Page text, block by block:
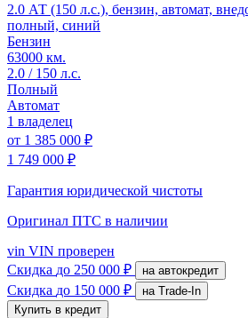
2.0 АТ (150 л.с.), бензин, автомат,
полный, синий
Бензин
63000 км.
2.0 / 150 л.с.
Полный
Автомат
1 владелец
от 1 385 000 ₽
1 749 000 ₽
Гарантия юридической чистоты
Оригинал ПТС в наличии
vin VIN проверен
Скидка до 250 000 ₽ на автокредит
Скидка до 150 000 ₽
на Trade-In
Купить в кредит